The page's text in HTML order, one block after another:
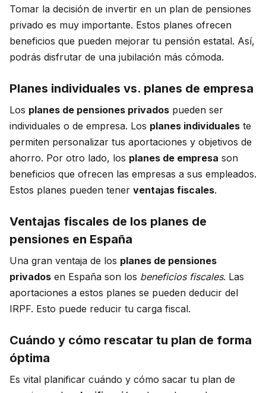
Tomar la decisión de invertir en un plan de pensiones
privado es muy importante. Estos planes ofrecen
beneficios que pueden mejorar tu pensión estatal. Así,
podrás disfrutar de una jubilación más cómoda.
Planes individuales vs. planes de empresa
Los planes de pensiones privados pueden ser
individuales o de empresa. Los planes individuales te
permiten personalizar tus aportaciones y objetivos de
ahorro. Por otro lado, los planes de empresa son
beneficios que ofrecen las empresas a sus empleados.
Estos planes pueden tener ventajas fiscales.
Ventajas fiscales de los planes de
pensiones en España
Una gran ventaja de los planes de pensiones
privados en España son los beneficios fiscales. Las
aportaciones a estos planes se pueden deducir del
IRPF. Esto puede reducir tu carga fiscal.
Cuándo y cómo rescatar tu plan de forma
óptima
Es vital planificar cuándo y cómo sacar tu plan de